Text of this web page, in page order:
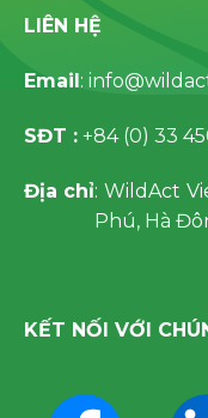
LIÊN HỆ
Email:
SĐT : +84 (0) 33
Địa chỉ: WildAct
Phú, Hà
KẾT NỐI VỚI